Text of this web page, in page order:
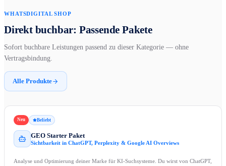
WHATSDIGITAL SHOP
Direkt buchbar: Passende Pakete
Sofort buchbare Leistungen passend zu dieser Kategorie — ohne
Vertragsbindung.
Alle Produkte
Neu Beliebt
GEO Starter Paket
Sichtbarkeit in ChatGPT, Perplexity & Google AI Overviews
Analyse und Optimierung deiner Marke für KI-Suchsysteme. Du wirst von ChatGPT,